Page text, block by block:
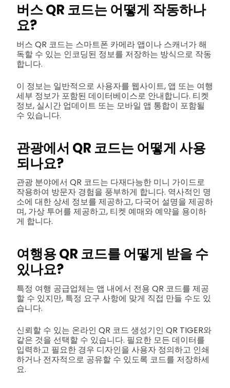
버스 QR 코드는 어떻게 작동하나
요?
버스 QR 코드는 스마트폰 카메라 앱이나 스캐너가 해
독할 수 있는 인코딩된 정보를 저장하는 방식으로 작동
합니다.
이 정보는 일반적으로 사용자를 웹사이트, 앱 또는 여행
세부 정보가 포함된 데이터베이스로 안내합니다. 티켓
정보, 실시간 업데이트 또는 모바일 앱 통합이 포함될
수 있습니다.
관광에서 QR 코드는 어떻게 사용
되나요?
관광 분야에서 QR 코드는 다재다능한 미니 가이드로
작용하여 방문자 경험을 풍부하게 합니다. 역사적인 명
소에 대한 상세 정보를 제공하고, 다국어 설명을 제공하
며, 가상 투어를 제공하고, 티켓 예매와 예약을 용이하
게 합니다.
여행용 QR 코드를 어떻게 받을 수
있나요?
특정 여행 공급업체는 앱 내에서 전용 QR 코드를 제공
할 수 있지만, 특정 요구 사항에 맞게 직접 만들 수도 있
습니다.
신뢰할 수 있는 온라인 QR 코드 생성기인 QR TIGER와
같은 것을 선택할 수 있습니다. 필요한 모든 데이터를
입력하고 필요한 경우 디자인을 사용자 정의하고 인쇄
하거나 전자적으로 공유할 수 있도록 코드를 저장하세
요.